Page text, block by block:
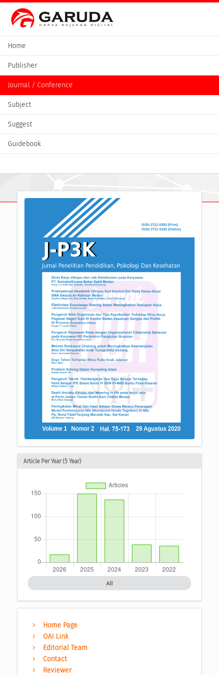
Home
Publisher
Journal / Conference
Subject
Suggest
Guidebook
Article Per Year (5 Year)
All
Home Page
OAI Link
Editorial Team
Contact
Reviewer